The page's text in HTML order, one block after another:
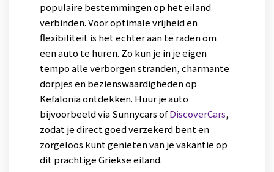
populaire bestemmingen op het eiland
verbinden. Voor optimale vrijheid en
flexibiliteit is het echter aan te raden om
een auto te huren. Zo kun je in je eigen
tempo alle verborgen stranden, charmante
dorpjes en bezienswaardigheden op
Kefalonia ontdekken. Huur je auto
bijvoorbeeld via Sunnycars ofDiscoverCars,
zodat je direct goed verzekerd bent en
zorgeloos kunt genieten van je vakantie op
dit prachtige Griekse eiland.